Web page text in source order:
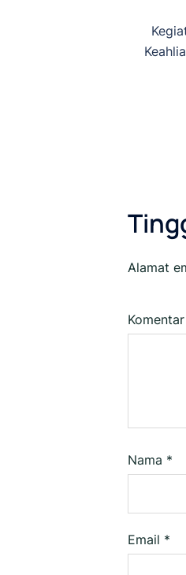
Alamat
Komentar
Nama *
Email *